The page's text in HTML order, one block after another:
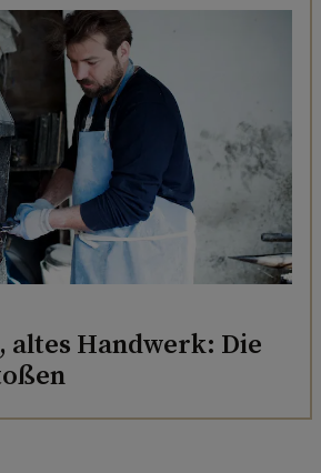
altes Handwerk: Die